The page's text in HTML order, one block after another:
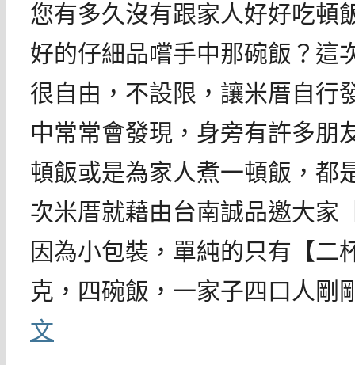
您有多久沒有跟家人好好吃頓
好的仔細品嚐手中那碗飯？這
很自由，不設限，讓米厝自行
中常常會發現，身旁有許多朋
頓飯或是為家人煮一頓飯，都
次米厝就藉由台南誠品邀大家
因為小包裝，單純的只有【二
克，四碗飯，一家子四口人剛
文